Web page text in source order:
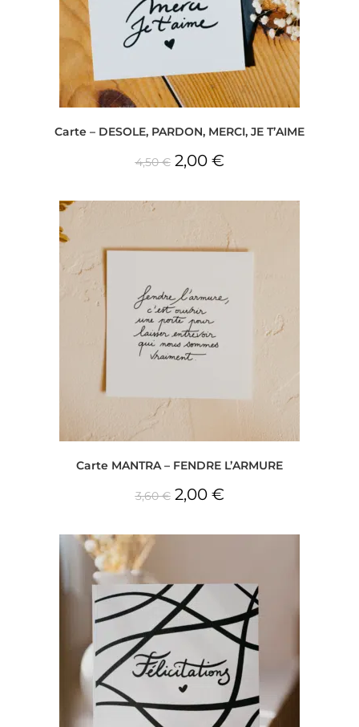
Carte – DESOLE, PARDON, MERCI, JE T’AIME
4,50€ 2,00 €
Carte MANTRA – FENDRE L’ARMURE
3,60€ 2,00 €